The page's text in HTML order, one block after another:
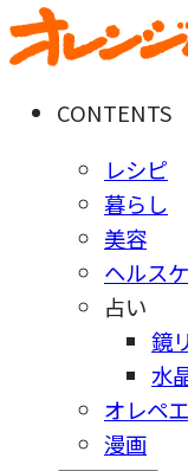
CONTENTS
レシピ
暮らし
美容
ヘルス
占い
鏡
水
オレペ
漫画